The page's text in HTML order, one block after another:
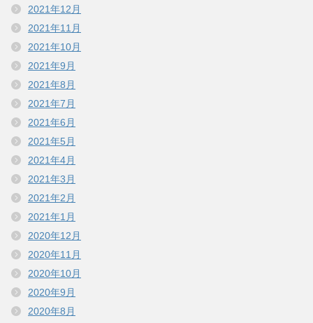
2021年12月
2021年11月
2021年10月
2021年9月
2021年8月
2021年7月
2021年6月
2021年5月
2021年4月
2021年3月
2021年2月
2021年1月
2020年12月
2020年11月
2020年10月
2020年9月
2020年8月